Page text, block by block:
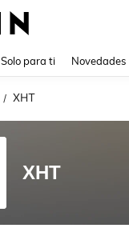
Solo para ti Novedades
/ XHT
XHT